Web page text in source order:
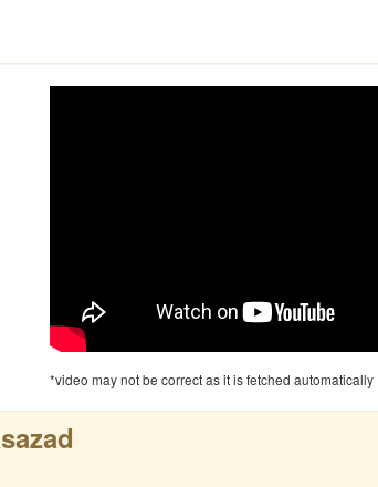
*video may not be correct as it is fetched automatically